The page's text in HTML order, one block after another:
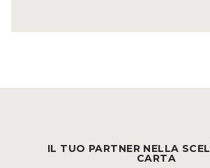
IL TUO PARTNER NELLA
CARTA